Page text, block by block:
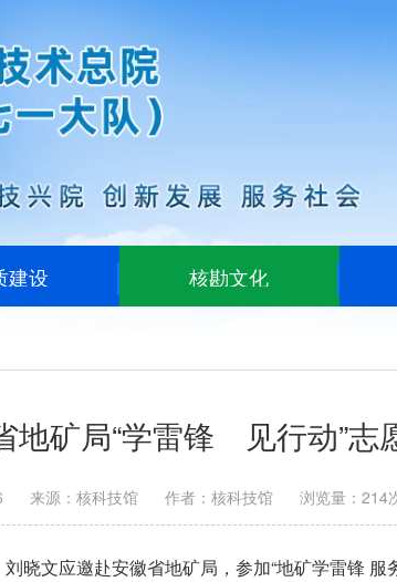
建设 核勘文化
地矿局“学雷锋 见行动”志
来源：核科技馆 作者：核科技馆 浏览量： 214
文应邀赴安徽省地矿局，参加“地矿学雷锋 服